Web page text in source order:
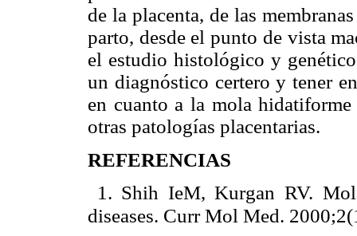
de la placenta, de las
parto, desde el punto de vista
el estudio histológico y
un diagnóstico certero y tener
en cuanto a la mola
otras patologías placentarias.
REFERENCIAS
1. Shih IeM, Kurgan RV.
diseases. Curr Mol Med.